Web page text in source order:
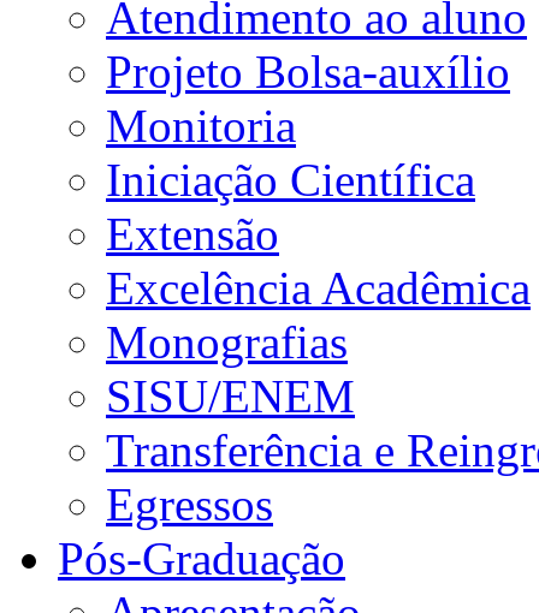
Atendimento ao aluno
Projeto Bolsa-auxílio
Monitoria
Iniciação Científica
Extensão
Excelência Acadêmica
Monografias
SISU/ENEM
Transferência e
Egressos
Pós-Graduação